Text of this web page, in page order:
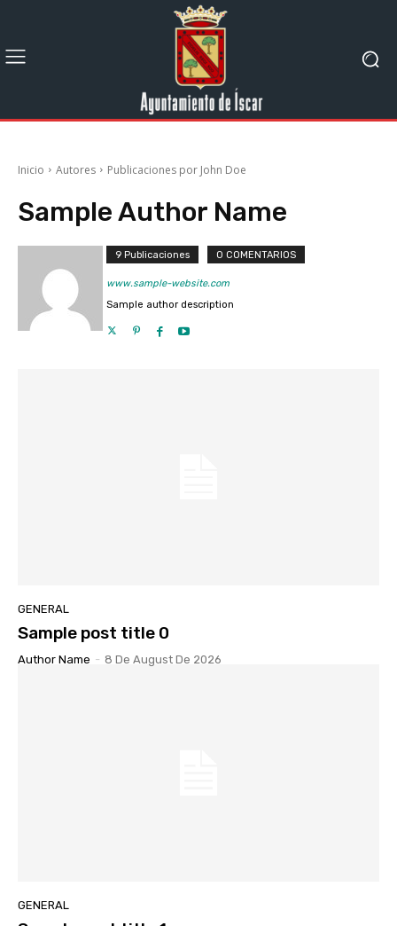
Inicio Autores Publicaciones por John Doe
Sample Author Name
9 Publicaciones 0 COMENTARIOS
www.sample-website.com
Sample author description
GENERAL
Sample post title 0
Author Name - 8 De August De 2026
GENERAL